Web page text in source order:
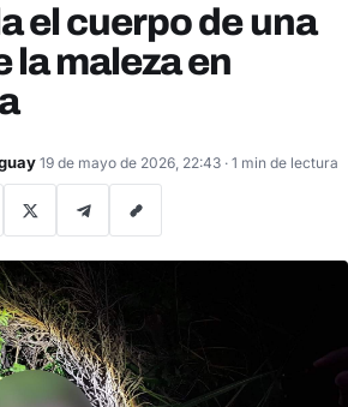
el cuerpo de una
la maleza en
19 de mayo de 2026, 22:43 · 1 min de lectura